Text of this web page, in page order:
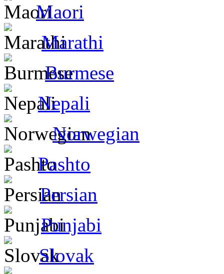
Maori
Marathi
Burmese
Nepali
Norwegian
Pashto
Persian
Punjabi
Slovak